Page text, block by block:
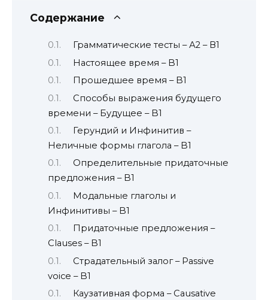
Содержание
Грамматические тесты – А2 – В1
Настоящее время – B1
Прошедшее время – B1
Способы выражения будущего
времени – Будущее – B1
Герундий и Инфинитив –
Неличные формы глагола – B1
Определительные придаточные
предложения – B1
Модальные глаголы и
Инфинитивы – B1
Придаточные предложения –
Сlauses – B1
Страдательный залог – Passive
voice – B1
Каузативная форма – Causative